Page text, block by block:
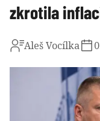
zkrotila
Aleš Vocílka